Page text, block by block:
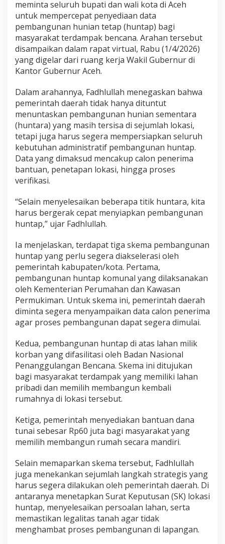
meminta seluruh bupati dan wali kota di Aceh
untuk mempercepat penyediaan data
pembangunan hunian tetap (huntap) bagi
masyarakat terdampak bencana. Arahan tersebut
disampaikan dalam rapat virtual, Rabu (1/4/2026)
yang digelar dari ruang kerja Wakil Gubernur di
Kantor Gubernur Aceh.
Dalam arahannya, Fadhlullah menegaskan bahwa
pemerintah daerah tidak hanya dituntut
menuntaskan pembangunan hunian sementara
(huntara) yang masih tersisa di sejumlah lokasi,
tetapi juga harus segera mempersiapkan seluruh
kebutuhan administratif pembangunan huntap.
Data yang dimaksud mencakup calon penerima
bantuan, penetapan lokasi, hingga proses
verifikasi.
“Selain menyelesaikan beberapa titik huntara, kita
harus bergerak cepat menyiapkan pembangunan
huntap,” ujar Fadhlullah.
Ia menjelaskan, terdapat tiga skema pembangunan
huntap yang perlu segera diakselerasi oleh
pemerintah kabupaten/kota. Pertama,
pembangunan huntap komunal yang dilaksanakan
oleh Kementerian Perumahan dan Kawasan
Permukiman. Untuk skema ini, pemerintah daerah
diminta segera menyampaikan data calon penerima
agar proses pembangunan dapat segera dimulai.
Kedua, pembangunan huntap di atas lahan milik
korban yang difasilitasi oleh Badan Nasional
Penanggulangan Bencana. Skema ini ditujukan
bagi masyarakat terdampak yang memiliki lahan
pribadi dan memilih membangun kembali
rumahnya di lokasi tersebut.
Ketiga, pemerintah menyediakan bantuan dana
tunai sebesar Rp60 juta bagi masyarakat yang
memilih membangun rumah secara mandiri.
Selain memaparkan skema tersebut, Fadhlullah
juga menekankan sejumlah langkah strategis yang
harus segera dilakukan oleh pemerintah daerah. Di
antaranya menetapkan Surat Keputusan (SK) lokasi
huntap, menyelesaikan persoalan lahan, serta
memastikan legalitas tanah agar tidak
menghambat proses pembangunan di lapangan.